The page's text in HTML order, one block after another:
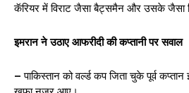
कॅरियर में विराट जैसा बैट्समैन और उसके जैसा
इमरान ने उठाए आफरीदी की कप्तानी पर सवाल
– पाकिस्तान को वर्ल्ड कप जिता चुके पूर्व